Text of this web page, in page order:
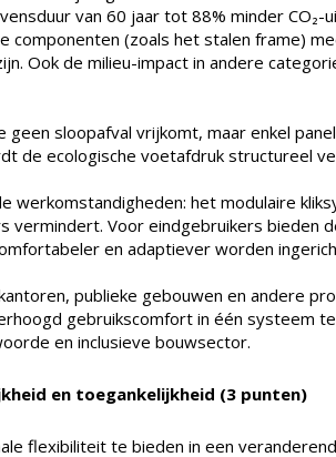
van 60 jaar tot 88% minder
componenten (zoals het stalen frame)
Ook de milieu-impact in andere
sloopafval vrijkomt, maar enkel
de ecologische voetafdruk structureel
werkomstandigheden: het modulaire
vermindert. Voor eindgebruikers bieden
en adaptiever worden
publieke gebouwen en andere
gebruikscomfort in één systeem
en inclusieve bouwsector.
en toegankelijkheid (3 punten)
flexibiliteit te bieden in een